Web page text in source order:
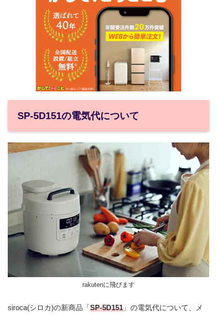
SP-5D151の電気代について
rakutenに飛びます
siroca(シロカ)の新商品「SP-5D151 」の電気代について、メ